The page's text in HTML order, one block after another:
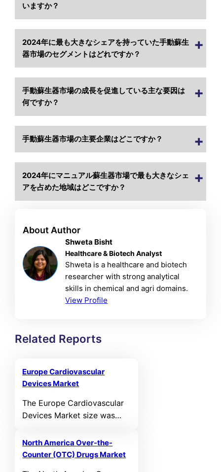
いますか？
2024年に最も大きなシェアを持っていた手動蘇生
器市場のセグメントはどれですか？
手動蘇生器市場の成長を促進している主な要因は
何ですか？
手動蘇生器市場の主要企業はどこですか？
2024年にマニュアル蘇生器市場で最も大きなシェ
アを占めた地域はどこですか？
About Author
Shweta Bisht
Healthcare & Biotech Analyst
Shweta is a healthcare and biotech
researcher with strong analytical
skills in chemical and agri domains.
View Profile
Related Reports
Europe Cardiovascular
Devices Market
The Europe Cardiovascular
Devices Market size was
in 2021 and reached USD
14,497.23 MN in 2025. It is
North America Over-the-
Counter (OTC) Drugs Market